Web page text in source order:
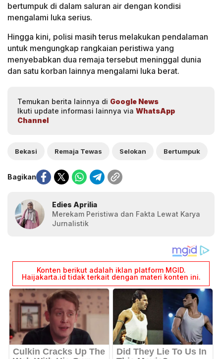
bertumpuk di dalam saluran air dengan kondisi
mengalami luka serius.
Hingga kini, polisi masih terus melakukan pendalaman
untuk mengungkap rangkaian peristiwa yang
menyebabkan dua remaja tersebut meninggal dunia
dan satu korban lainnya mengalami luka berat.
Temukan berita lainnya di Google News
Ikuti update informasi lainnya via WhatsApp
Channel
Bekasi Remaja Tewas Selokan Bertumpuk
Bagikan
Edies Aprilia
Merekam Peristiwa dan Fakta Lewat Karya
Jurnalistik